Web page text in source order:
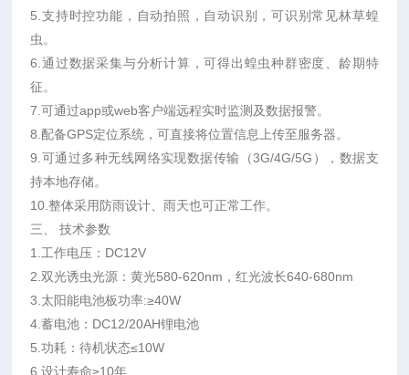
5.支持时控功能，自动拍照，自动识别，可识别常见林草蝗
虫。
6.通过数据采集与分析计算，可得出蝗虫种群密度、龄期特
征。
7.可通过app或web客户端远程实时监测及数据报警。
8.配备GPS定位系统，可直接将位置信息上传至服务器。
9.可通过多种无线网络实现数据传输（3G/4G/5G），数据支
持本地存储。
10.整体采用防雨设计、雨天也可正常工作。
三、 技术参数
1.工作电压：DC12V
2.双光诱虫光源：黄光580-620nm，红光波长640-680nm
3.太阳能电池板功率:≥40W
4.蓄电池：DC12/20AH锂电池
5.功耗：待机状态≤10W
6.设计寿命≥10年